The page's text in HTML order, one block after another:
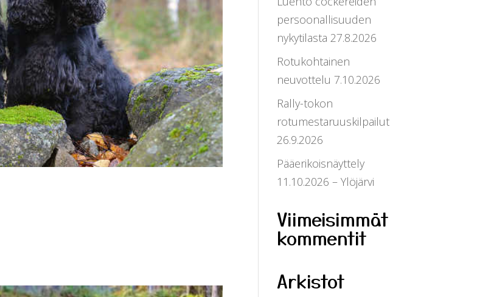
persoonallisuuden
nykytilasta 27.8.2026
Rotukohtainen
neuvottelu 7.10.2026
Rally-tokon
rotumestaruuskilpailut
26.9.2026
Pääerikoisnäyttely
11.10.2026 – Ylöjärvi
Viimeisimmät
kommentit
Arkistot